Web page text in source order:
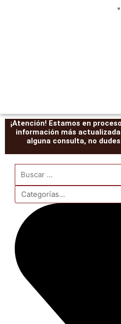
¡Atención! Estamos en
información más
alguna consulta, no
Search
...